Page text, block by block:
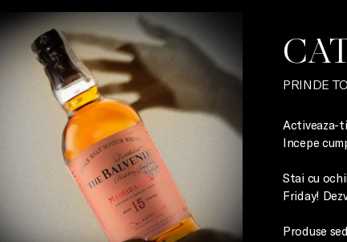
PRINDE
Activeaza-
Incepe
Stai cu
Friday!
Produse